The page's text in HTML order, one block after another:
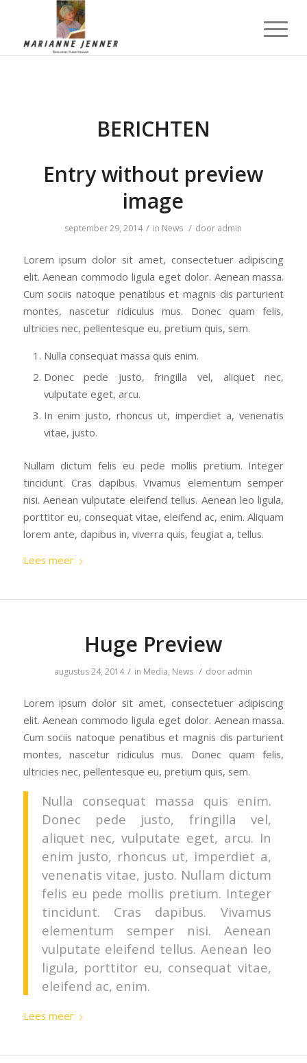
BERICHTEN
Entry without preview
image
september 29, 2014 / in News / door admin
Lorem ipsum dolor sit amet, consectetuer adipiscing
elit. Aenean commodo ligula eget dolor. Aenean massa.
Cum sociis natoque penatibus et magnis dis parturient
montes, nascetur ridiculus mus. Donec quam felis,
ultricies nec, pellentesque eu, pretium quis, sem.
Nulla consequat massa quis enim.
Donec pede justo, fringilla vel, aliquet nec,
vulputate eget, arcu.
In enim justo, rhoncus ut, imperdiet a, venenatis
vitae, justo.
Nullam dictum felis eu pede mollis pretium. Integer
tincidunt. Cras dapibus. Vivamus elementum semper
nisi. Aenean vulputate eleifend tellus. Aenean leo ligula,
porttitor eu, consequat vitae, eleifend ac, enim. Aliquam
lorem ante, dapibus in, viverra quis, feugiat a, tellus.
Lees meer
Huge Preview
augustus 24, 2014 / in Media, News / door admin
Lorem ipsum dolor sit amet, consectetuer adipiscing
elit. Aenean commodo ligula eget dolor. Aenean massa.
Cum sociis natoque penatibus et magnis dis parturient
montes, nascetur ridiculus mus. Donec quam felis,
ultricies nec, pellentesque eu, pretium quis, sem.
Nulla consequat massa quis enim.
Donec pede justo, fringilla vel,
aliquet nec, vulputate eget, arcu. In
enim justo, rhoncus ut, imperdiet a,
venenatis vitae, justo. Nullam dictum
felis eu pede mollis pretium. Integer
tincidunt. Cras dapibus. Vivamus
elementum semper nisi. Aenean
vulputate eleifend tellus. Aenean leo
ligula, porttitor eu, consequat vitae,
eleifend ac, enim.
Lees meer